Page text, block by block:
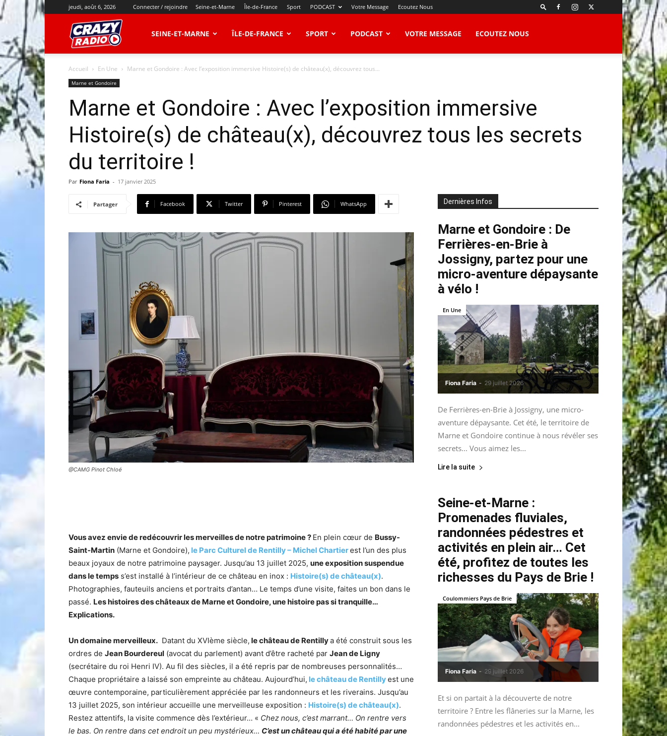
jeudi, août 6, 2026 Connecter / rejoindre Seine-et-Marne Île-de-France Sport PODCAST Votre Message Ecoutez Nous
RADIO
SEINE-ET-MARNE ÎLE-DE-FRANCE SPORT PODCAST VOTRE MESSAGE ECOUTEZ NOUS
Accueil En Une Marne et Gondoire : Avec l’exposition immersive Histoire(s) de château(x), découvrez tous...
Marne et Gondoire
Marne et Gondoire : Avec l’exposition immersive
Histoire(s) de château(x), découvrez tous les secrets
du territoire !
Par Fiona Faria - 17 janvier 2025
Partager Facebook Twitter Pinterest WhatsApp
@CAMG Pinot Chloé
Vous avez envie de redécouvrir les merveilles de notre patrimoine ? En plein cœur de Bussy-
Saint-Martin (Marne et Gondoire), le Parc Culturel de Rentilly – Michel Chartierest l’un des plus
beaux joyaux de notre patrimoine paysager. Jusqu’au 13 juillet 2025, une exposition suspendue
dans le temps s’est installé à l’intérieur de ce château en inox : Histoire(s) de château(x).
Photographies, fauteuils anciens et portraits d’antan… Le temps d’une visite, faites un bon dans le
passé. Les histoires des châteaux de Marne et Gondoire, une histoire pas si tranquille…
Explications.
Un domaine merveilleux. Datant du XVIème siècle, le château de Rentillya été construit sous les
ordres de Jean Bourdereul (avocat du parlement) avant d’être racheté par Jean de Ligny
(secrétaire du roi Henri IV). Au fil des siècles, il a été repris par de nombreuses personnalités…
Chaque propriétaire a laissé son empreinte au château. Aujourd’hui, le château de Rentillyest une
œuvre contemporaine, particulièrement appréciée par les randonneurs et les riverains. Jusqu’au
13 juillet 2025, son intérieur accueille une merveilleuse exposition : Histoire(s) de château(x).
Restez attentifs, la visite commence dès l’extérieur… « Chez nous, c’est marrant… On rentre vers
le bas. On rentre dans cet endroit un peu mystérieux… C’est un château qui a été habité par une
Dernières Infos
Marne et Gondoire : De
Ferrières-en-Brie à
Jossigny, partez pour une
micro-aventure dépaysante
à vélo !
Fiona Faria - 29 juillet 2026
En Une
De Ferrières-en-Brie à Jossigny, une micro-
aventure dépaysante. Cet été, le territoire de
Marne et Gondoire continue à nous révéler ses
secrets... Vous aimez les...
Lire la suite
Seine-et-Marne :
Promenades fluviales,
randonnées pédestres et
activités en plein air… Cet
été, profitez de toutes les
richesses du Pays de Brie !
Fiona Faria - 29 juillet 2026
Coulommiers Pays de Brie
Et si on partait à la découverte de notre
territoire ? Entre les flâneries sur la Marne, les
randonnées pédestres et les activités en...